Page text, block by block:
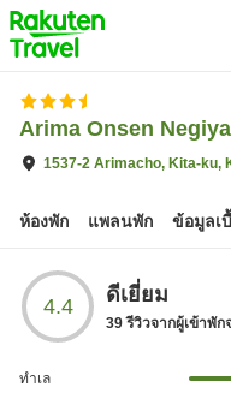
to
top
page
Arima Onsen
1537-2 Arimacho, Kita-ku,
ห้องพัก แพลนพัก ข้อมูลเ
4.4 ดีเยี่ยม
39รีวิวจากผู้เข้าพัก
ทำเล